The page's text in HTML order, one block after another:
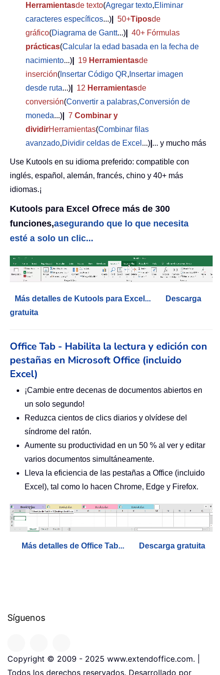
Herramientasde texto(Agregar texto,Eliminar
caracteres específicos...) 50+Tiposde
gráfico(Diagrama de Gantt...)
40+ Fórmulas
prácticas(Calcular la edad basada en la fecha de
nacimiento...) 19 Herramientasde
inserción( Insertar Código QR, Insertar imagen
desde ruta...) 12 Herramientasde
conversión(Convertir a palabras,Conversión de
moneda...) 7 Combinar y
dividirHerramientas(Combinar filas
avanzado,Dividir celdas de Excel ...) ... y mucho más
Use Kutools en su idioma preferido: compatible con
inglés, español, alemán, francés, chino y 40+ más
idiomas.¡
Kutools para Excel Ofrece más de 300
funciones,asegurando que lo que necesita
esté a solo un clic...
Más detalles de Kutools para Excel...
Descarga
gratuita
Office Tab - Habilita la lectura y edición con
pestañas en Microsoft Office (incluido
Excel)
¡Cambie entre decenas de documentos abiertos en
un solo segundo!
Reduzca cientos de clics diarios y olvídese del
síndrome del ratón.
Aumente su productividad en un 50 % al ver y editar
varios documentos simultáneamente.
Lleva la eficiencia de las pestañas a Office (incluido
Excel), tal como lo hacen Chrome, Edge y Firefox.
Más detalles de Office Tab... Descarga gratuita
Síguenos
Copyright © 2009 - 2025 www.extendoffice.com. |
Todos los derechos reservados. Desarrollado por